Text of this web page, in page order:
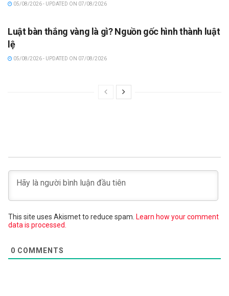
05/08/2026 - UPDATED ON 07/08/2026
Luật bàn thắng vàng là gì? Nguồn gốc hình thành luật
lệ
05/08/2026 - UPDATED ON 07/08/2026
This site uses Akismet to reduce spam. Learn how your comment
data is processed.
0 COMMENTS